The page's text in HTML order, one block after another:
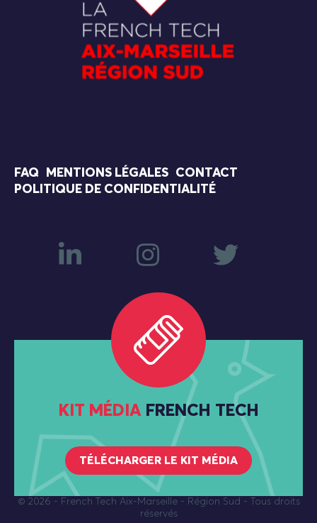
FAQ MENTIONS LÉGALES
CONTACT
POLITIQUE DE CONFIDENTIALITÉ
KIT MÉDIA FRENCH TECH
TÉLÉCHARGER LE KIT MÉDIA
© 2026 - French Tech Aix-Marseille - Région Sud - Tous droits
réservés